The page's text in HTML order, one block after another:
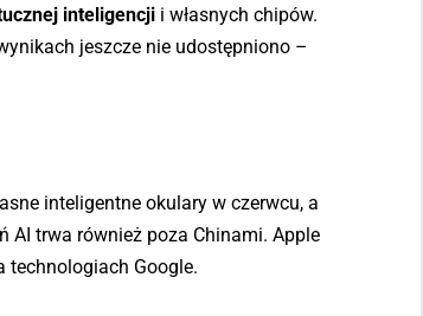
inteligencji i własnych chipów.
jeszcze nie udostępniono –
inteligentne okulary w czerwcu, a
AI trwa również poza Chinami. Apple
technologiach Google.